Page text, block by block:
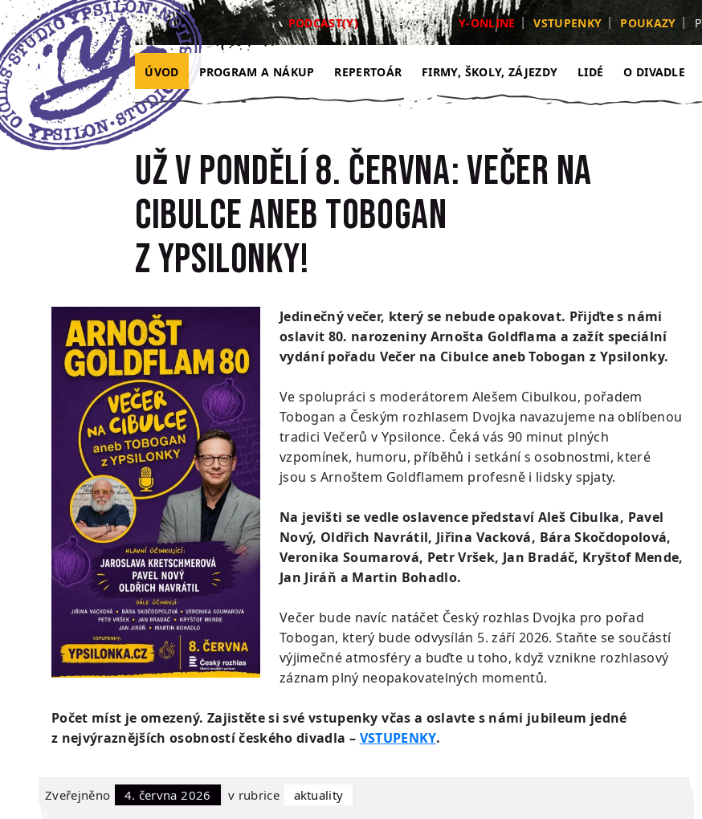
Přejít na hlavní obsah
Přejít na navigaci
Přejít na hledání
ÚVOD PROGRAM A NÁKUP REPERTOÁR FIRMY, ŠKOLY, ZÁJEZDY LIDÉ O DIVADLE
PODCAST(Y) ZPRAVODAJ Y-ONLINE VSTUPENKY POUKAZY
Už v pondělí 8. června: Večer na
Cibulce aneb Tobogan
z Ypsilonky!
Jedinečný večer, který se nebude opakovat. Přijďte s námi
oslavit 80. narozeniny Arnošta Goldflama a zažít speciální
vydání pořadu Večer na Cibulce aneb Tobogan z Ypsilonky.
Ve spolupráci s moderátorem Alešem Cibulkou, pořadem
Tobogan a Českým rozhlasem Dvojka navazujeme na oblíbenou
tradici Večerů v Ypsilonce. Čeká vás 90 minut plných
vzpomínek, humoru, příběhů i setkání s osobnostmi, které
jsou s Arnoštem Goldflamem profesně i lidsky spjaty.
Na jevišti se vedle oslavence představí Aleš Cibulka, Pavel
Nový, Oldřich Navrátil, Jiřina Vacková, Bára Skočdopolová,
Veronika Soumarová, Petr Vršek, Jan Bradáč, Kryštof Mende,
Jan Jiráň a Martin Bohadlo.
Večer bude navíc natáčet Český rozhlas Dvojka pro pořad
Tobogan, který bude odvysílán 5. září 2026. Staňte se součástí
výjimečné atmosféry a buďte u toho, když vznikne rozhlasový
záznam plný neopakovatelných momentů.
Počet míst je omezený. Zajistěte si své vstupenky včas a oslavte s námi jubileum jedné
z nejvýraznějších osobností českého divadla – VSTUPENKY.
Zveřejněno 4. června 2026 v rubrice Aktuality